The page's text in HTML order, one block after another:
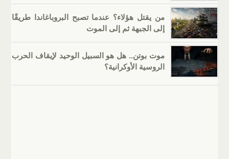
من يقتل هؤلاء؟ عندما تصبح البروباغاندا طريقًا
إلى الجبهة ثم إلى الموت
موت بوتن.. هل هو السبيل الوحيد لإيقاف الحرب
الروسية الأوكرانية؟